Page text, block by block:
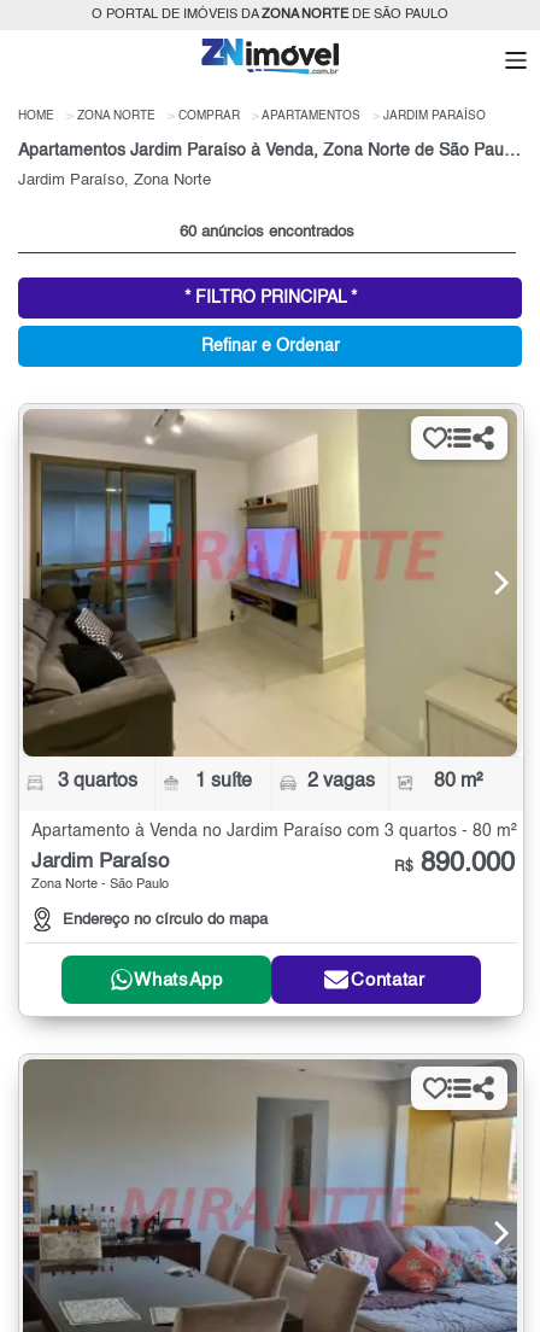
O PORTAL DE IMÓVEIS DAZONA NORTEDE SÃO PAULO
HOME ZONA NORTE COMPRAR APARTAMENTOS JARDIM PARAÍSO
Apartamentos Jardim Paraíso à Venda, Zona Norte de São Paulo, SP
Jardim Paraíso, Zona Norte
60 anúncios encontrados
* FILTRO PRINCIPAL *
Refinar e Ordenar
3 quartos 1 suíte 2 vagas 80 m²
Apartamento à Venda no Jardim Paraíso com 3 quartos - 80 m²
Jardim Paraíso
Zona Norte - São Paulo
Endereço no círculo do mapa
R$ 890.000
WhatsApp Contatar